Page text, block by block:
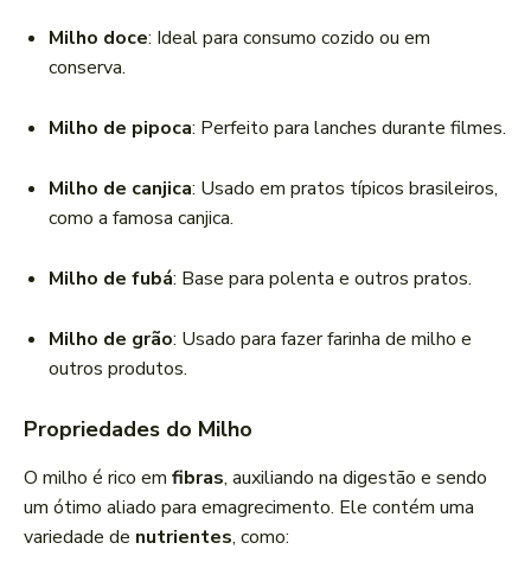
Milho doce: Ideal para consumo cozido ou em
conserva.
Milho de pipoca: Perfeito para lanches durante filmes.
Milho de canjica: Usado em pratos típicos brasileiros,
como a famosa canjica.
Milho de fubá: Base para polenta e outros pratos.
Milho de grão: Usado para fazer farinha de milho e
outros produtos.
Propriedades do Milho
O milho é rico em fibras, auxiliando na digestão e sendo
um ótimo aliado para emagrecimento. Ele contém uma
variedade de nutrientes, como: